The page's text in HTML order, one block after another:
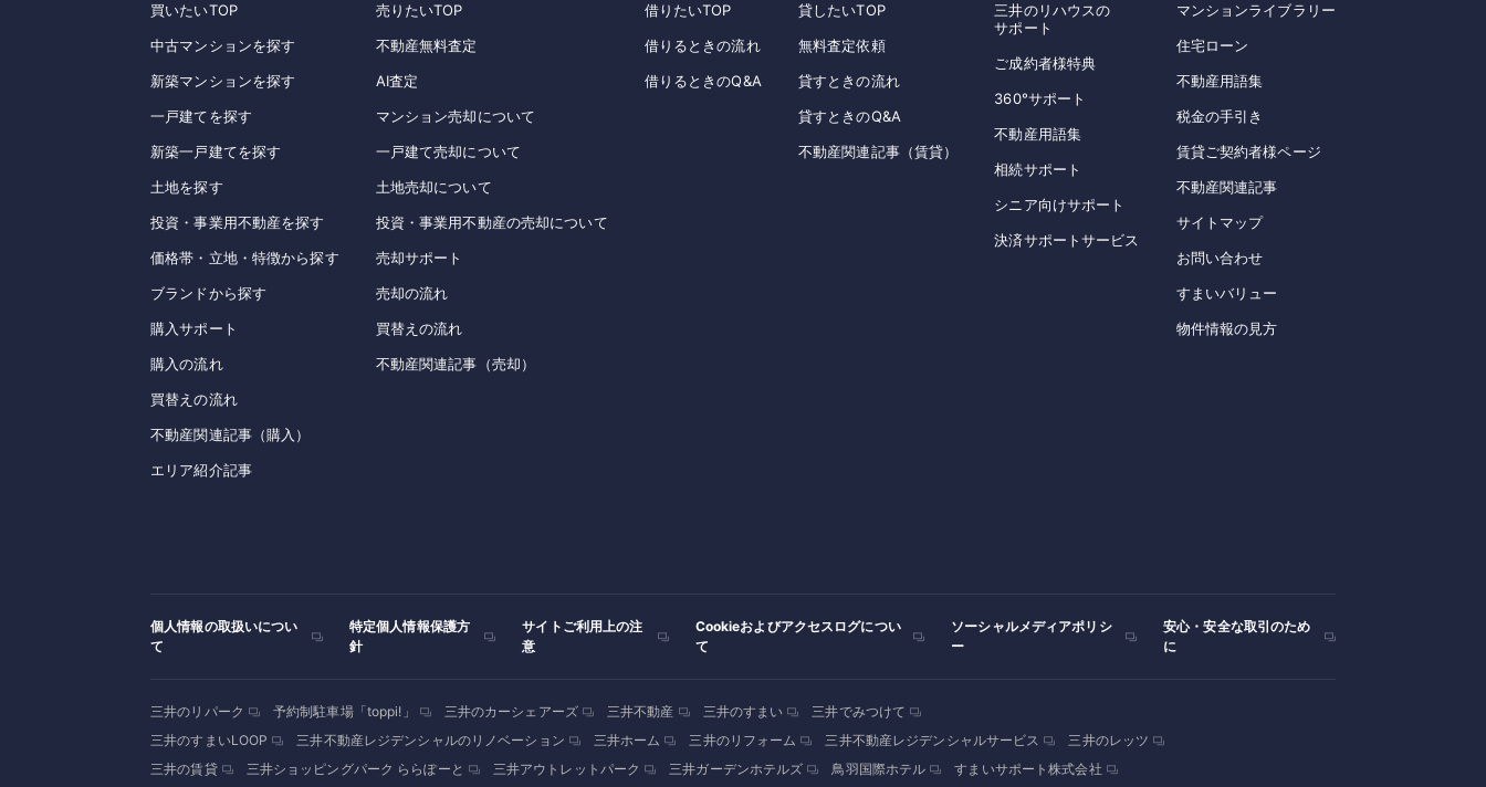
買いたいTOP
中古マンションを探す
新築マンションを探す
一戸建てを探す
新築一戸建てを探す
土地を探す
投資・事業用不動産を探す
価格帯・立地・特徴から探す
ブランドから探す
購入サポート
購入の流れ
買替えの流れ
不動産関連記事（購入）
エリア紹介記事
売りたいTOP
不動産無料査定
AI査定
マンション売却について
一戸建て売却について
土地売却について
投資・事業用不動産の売却について
売却サポート
売却の流れ
買替えの流れ
不動産関連記事（売却）
借りたいTOP
借りるときの流れ
借りるときのQ&A
貸したいTOP
無料査定依頼
貸すときの流れ
貸すときのQ&A
不動産関連記事（賃貸）
三井のリハウスの
サポート
ご成約者様特典
360°サポート
不動産用語集
相続サポート
シニア向けサポート
決済サポートサービス
マンションライブラリー
住宅ローン
不動産用語集
税金の手引き
賃貸ご契約者様ページ
不動産関連記事
サイトマップ
お問い合わせ
すまいバリュー
物件情報の見方
個人情報の取扱いについ
て
特定個人情報保護方
針
サイトご利用上の注
意
Cookieおよびアクセスログについ
て
ソーシャルメディアポリシ
ー
安心・安全な取引のため
に
三井のリパーク 予約制駐車場「toppi!」 三井のカーシェアーズ 三井不動産 三井のすまい
三井でみつけて
三井のすまいLOOP
三井不動産レジデンシャルのリノベーション 三井ホーム 三井のリフォーム 三井不動産レジデンシャルサービス
三井のレッツ
三井の賃貸
三井ショッピングパーク ららぽーと 三井アウトレットパーク 三井ガーデンホテルズ 鳥羽国際ホテル すまいサポート株式会社